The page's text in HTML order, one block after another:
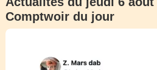
Comptwoir du jour